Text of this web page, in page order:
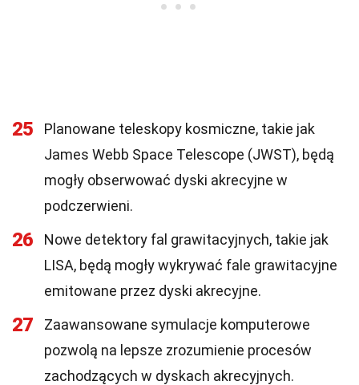
25
Planowane teleskopy kosmiczne, takie jak
James Webb Space Telescope (JWST), będą
mogły obserwować dyski akrecyjne w
podczerwieni.
26
Nowe detektory fal grawitacyjnych, takie jak
LISA, będą mogły wykrywać fale grawitacyjne
emitowane przez dyski akrecyjne.
27
Zaawansowane symulacje komputerowe
pozwolą na lepsze zrozumienie procesów
zachodzących w dyskach akrecyjnych.